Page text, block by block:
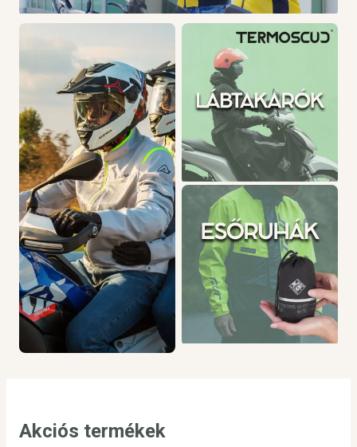
Akciós termékek